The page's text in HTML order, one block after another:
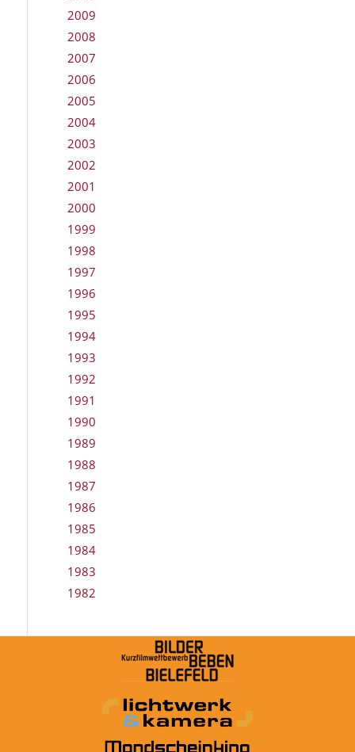
2009
2008
2007
2006
2005
2004
2003
2002
2001
2000
1999
1998
1997
1996
1995
1994
1993
1992
1991
1990
1989
1988
1987
1986
1985
1984
1983
1982